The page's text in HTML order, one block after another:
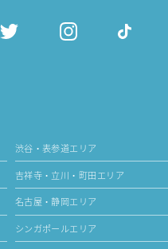
渋谷・表参道エリア
吉祥寺・立川・町田エリア
名古屋・静岡エリア
シンガポールエリア